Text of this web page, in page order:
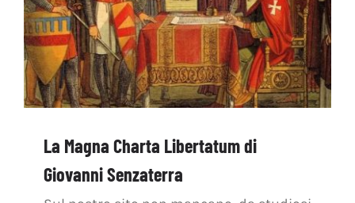
La Magna Charta Libertatum di
Giovanni Senzaterra